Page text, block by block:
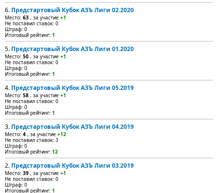
6. Предстартовый Кубок АЗЪ Лиги 02.2020
Место: 63 , за участие +1
Не поставил ставок: 0
Штраф: 0
Итоговый рейтинг: 1
5. Предстартовый Кубок АЗЪ Лиги 01.2020
Место: 50 , за участие +1
Не поставил ставок: 0
Штраф: 0
Итоговый рейтинг: 1
4. Предстартовый Кубок АЗЪ Лиги 05.2019
Место: 58 , за участие +1
Не поставил ставок: 0
Штраф: 0
Итоговый рейтинг: 1
3. Предстартовый Кубок АЗЪ Лиги 04.2019
Место: 4 , за участие +12
Не поставил ставок: 3
Штраф: 0
Итоговый рейтинг: 12
2. Предстартовый Кубок АЗЪ Лиги 03.2019
Место: 39 , за участие +1
Не поставил ставок: 0
Штраф: 0
Итоговый рейтинг: 1